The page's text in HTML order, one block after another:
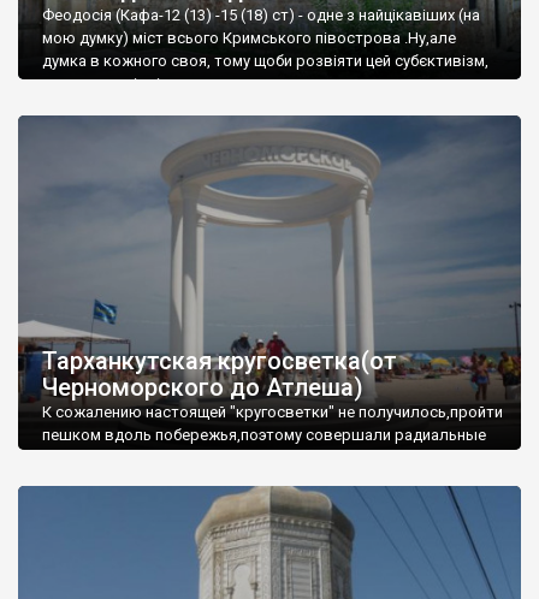
Феодосія (Кафа-12 (13) -15 (18) ст) - одне з найцікавіших (на
мою думку) міст всього Кримського півострова .Ну,але
думка в кожного своя, тому щоби розвіяти цей субєктивізм,
запрошую відвідати це
Тарханкутская кругосветка(от
Черноморского до Атлеша)
К сожалению настоящей "кругосветки" не получилось,пройти
пешком вдоль побережья,поэтому совершали радиальные